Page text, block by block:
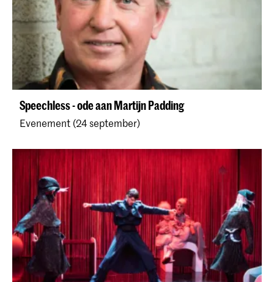
Speechless - ode aan Martijn Padding
Evenement (24 september)